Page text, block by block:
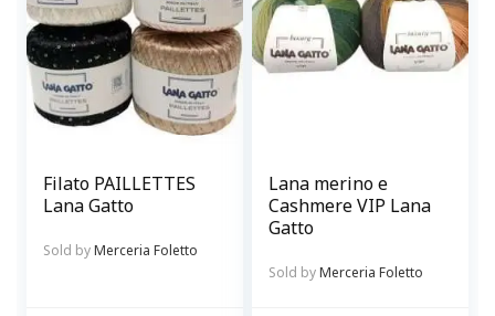
Filato PAILLETTES
Lana Gatto
Sold byMerceria Foletto
Lana merino e
Cashmere VIP Lana
Gatto
Sold byMerceria Foletto